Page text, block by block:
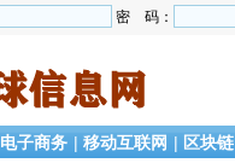
密 码：
电子商务 | 移动互联网 | 区块链